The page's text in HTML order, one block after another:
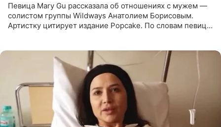
Певица Mary Gu рассказала об отношениях с мужем —
солистом группы Wildways Анатолием Борисовым.
Артистку цитирует издание Popcake. По словам певицы,